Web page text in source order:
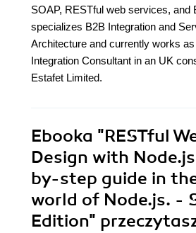
SOAP, RESTful web services, and
specializes B2B Integration and
Architecture and currently works
Integration Consultant in an UK
Estafet Limited.
Ebooka "RESTful
Design with
by-step guide in
world of Node.js. -
Edition"